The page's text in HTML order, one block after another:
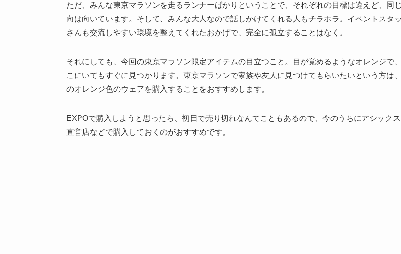
ただ、みんな東京マラソンを走るランナーばかりということで、それぞれの目標は違えど、同
向は向いています。そして、みんな大人なので話しかけてくれる人もチラホラ。イベントスタ
さんも交流しやすい環境を整えてくれたおかげで、完全に孤立することはなく。
それにしても、今回の東京マラソン限定アイテムの目立つこと。目が覚めるようなオレンジで
こにいてもすぐに見つかります。東京マラソンで家族や友人に見つけてもらいたいという方は
のオレンジ色のウェアを購入することをおすすめします。
EXPOで購入しようと思ったら、初日で売り切れなんてこともあるので、今のうちにアシック
直営店などで購入しておくのがおすすめです。